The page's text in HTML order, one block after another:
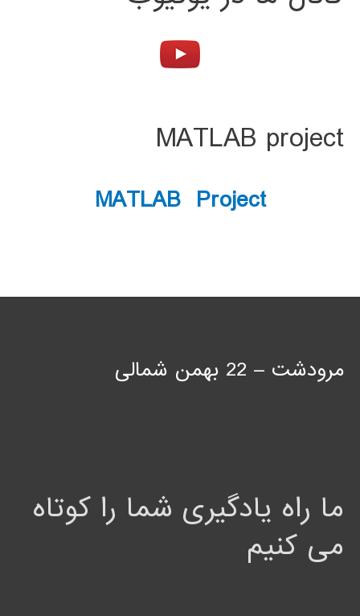
MATLAB project
MATLAB Project
مرودشت – 22 بهمن شمالی
ما راه یادگیری شما را کوتاه
می کنیم